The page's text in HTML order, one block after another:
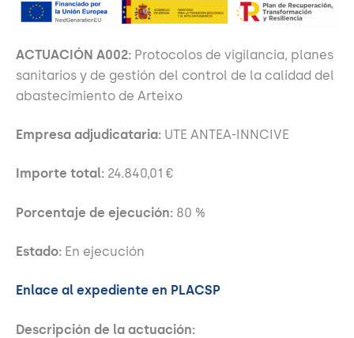
ACTUACIÓN A002: Protocolos de vigilancia, planes
sanitarios y de gestión del control de la calidad del
abastecimiento de Arteixo
Empresa adjudicataria: UTE ANTEA-INNCIVE
Importe total: 24.840,01 €
Porcentaje de ejecución: 80 %
Estado: En ejecución
Enlace al expediente en PLACSP
Descripción de la actuación: